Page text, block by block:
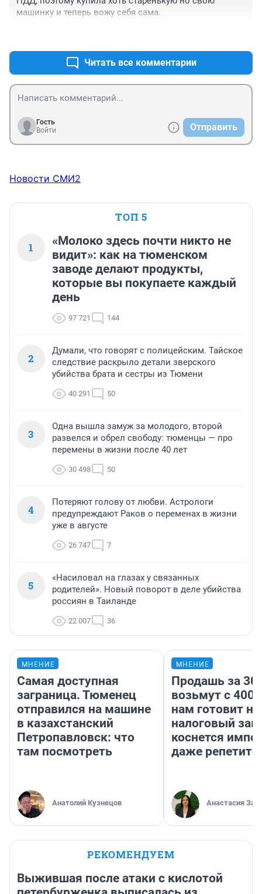
машинку и теперь вожу себя сама.
Читать все комментарии
Гость
Войти
Отправить
Новости СМИ2
ТОП 5
1
«Молоко здесь почти никто не
видит»: как на тюменском
заводе делают продукты,
которые вы покупаете каждый
день
97 721 144
2
Думали, что говорят с полицейским. Тайское
следствие раскрыло детали зверского
убийства брата и сестры из Тюмени
40 291 50
3
Одна вышла замуж за молодого, второй
развелся и обрел свободу: тюменцы — про
перемены в жизни после 40 лет
30 498 50
4
Потеряют голову от любви. Астрологи
предупреждают Раков о переменах в жизни
уже в августе
26 747 7
5
«Насиловал на глазах у связанных
родителей». Новый поворот в деле убийства
россиян в Таиланде
22 007 36
МНЕНИЕ
Самая доступная
заграница. Тюменец
отправился на машине
в казахстанский
Петропавловск: что
там посмотреть
Анатолий Кузнецов
МНЕНИЕ
Продашь за
возьмут с
нам готовит
налоговый
коснется
даже
Анастасия
РЕКОМЕНДУЕМ
Выжившая после атаки с кислотой